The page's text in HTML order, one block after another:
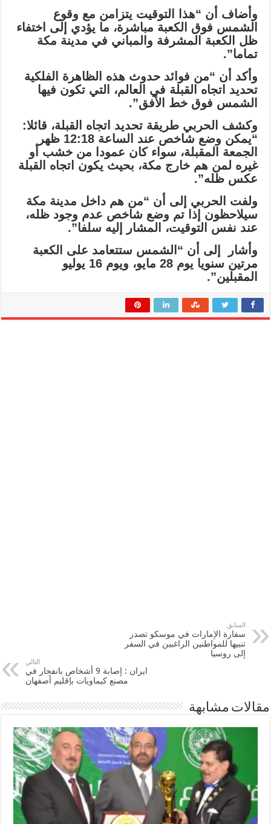
وأضاف أن “هذا التوقيت يتزامن مع وقوع
الشمس فوق الكعبة مباشرة، ما يؤدي إلى اختفاء
ظل الكعبة المشرفة والمباني في مدينة مكة
تماما”.
وأكد أن “من فوائد حدوث هذه الظاهرة الفلكية
تحديد اتجاه القبلة في العالم، التي تكون فيها
الشمس فوق خط الأفق”.
وكشف الحربي طريقة تحديد اتجاه القبلة، قائلا:
“يمكن وضع شاخص عند الساعة 12:18 ظهر
الجمعة المقبلة، سواء كان عمودا من خشب أو
غيره لمن هم خارج مكة، بحيث يكون اتجاه القبلة
عكس ظله”.
ولفت الحربي إلى أن “من هم داخل مدينة مكة
سيلاحظون إذا تم وضع شاخص عدم وجود ظله،
عند نفس التوقيت، المشار إليه سلفا”.
وأشار إلى أن “الشمس ستتعامد على الكعبة
مرتين سنويا يوم 28 مايو، ويوم 16 يوليو
المقبلين”.
السابق
سفارة الإمارات في موسكو تصدر
تنبيها للمواطنين الراغبين في السفر
إلى روسيا
التالي
ايران : إصابة 9 أشخاص بانفجار في
مصنع كيماويات بإقليم أصفهان
مقالات مشابهة